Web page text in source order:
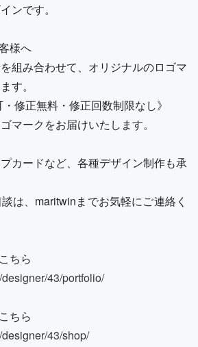
ンです。
様へ
組み合わせて、オリジナルのロゴマ
す。
・修正無料・修正回数制限なし》
マークをお届けいたします。
カードなど、各種デザイン制作も承
は、maritwinまでお気軽にご連絡く
ちら
43/portfolio/
ちら
43/shop/